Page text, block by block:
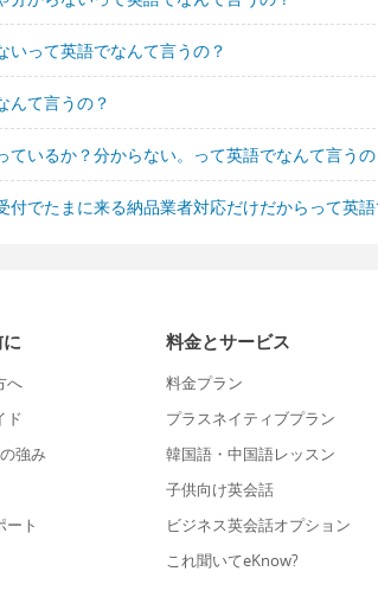
いって英語でなんて言うの？
んて言うの？
ているか？分からない。って英語でなんて言うの
付でたまに来る納品業者対応だけだからって英
へ
ド
強み
ート
料金とサービス
料金プラン
プラスネイティブプラン
韓国語・中国語レッスン
子供向け英会話
ビジネス英会話オプション
これ聞いてeKnow?